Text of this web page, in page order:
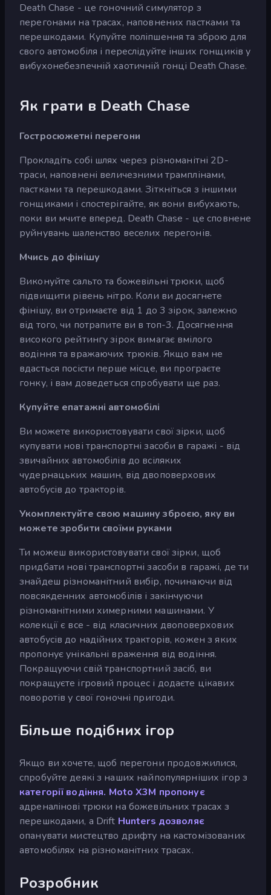
Death Chase - це гоночний симулятор з
перегонами на трасах, наповнених пастками та
перешкодами. Купуйте поліпшення та зброю для
свого автомобіля і переслідуйте інших гонщиків у
вибухонебезпечній хаотичній гонці Death Chase.
Як грати в Death Chase
Гостросюжетні перегони
Прокладіть собі шлях через різноманітні 2D-
траси, наповнені величезними трамплінами,
пастками та перешкодами. Зіткніться з іншими
гонщиками і спостерігайте, як вони вибухають,
поки ви мчите вперед. Death Chase - це сповнене
руйнувань шаленство веселих перегонів.
Мчись до фінішу
Виконуйте сальто та божевільні трюки, щоб
підвищити рівень нітро. Коли ви досягнете
фінішу, ви отримаєте від 1 до 3 зірок, залежно
від того, чи потрапите ви в топ-3. Досягнення
високого рейтингу зірок вимагає вмілого
водіння та вражаючих трюків. Якщо вам не
вдасться посісти перше місце, ви програєте
гонку, і вам доведеться спробувати ще раз.
Купуйте епатажні автомобілі
Ви можете використовувати свої зірки, щоб
купувати нові транспортні засоби в гаражі - від
звичайних автомобілів до всіляких
чудернацьких машин, від двоповерхових
автобусів до тракторів.
Укомплектуйте свою машину зброєю, яку ви
можете зробити своїми руками
Ти можеш використовувати свої зірки, щоб
придбати нові транспортні засоби в гаражі, де ти
знайдеш різноманітний вибір, починаючи від
повсякденних автомобілів і закінчуючи
різноманітними химерними машинами. У
колекції є все - від класичних двоповерхових
автобусів до надійних тракторів, кожен з яких
пропонує унікальні враження від водіння.
Покращуючи свій транспортний засіб, ви
покращуєте ігровий процес і додаєте цікавих
поворотів у свої гоночні пригоди.
Більше подібних ігор
Якщо ви хочете, щоб перегони продовжилися,
спробуйте деякі з наших найпопулярніших ігор з
категорії водіння. Moto X3M пропонує
адреналінові трюки на божевільних трасах з
перешкодами, а Drift Hunters дозволяє
опанувати мистецтво дрифту на кастомізованих
автомобілях на різноманітних трасах.
Розробник